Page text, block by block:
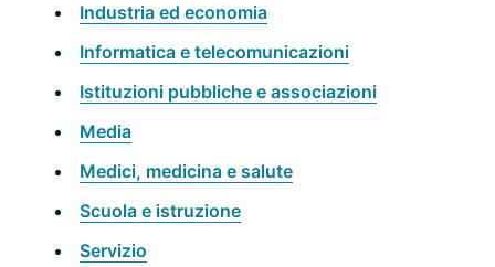
Industria ed economia
Informatica e telecomunicazioni
Istituzioni pubbliche e associazioni
Media
Medici, medicina e salute
Scuola e istruzione
Servizio